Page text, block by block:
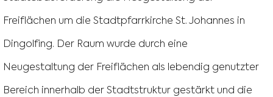
Freiflächen um die Stadtpfarrkirche St. Johannes in
Dingolfing. Der Raum wurde durch eine
Neugestaltung der Freiflächen als lebendig genutzter
Bereich innerhalb der Stadtstruktur gestärkt und die